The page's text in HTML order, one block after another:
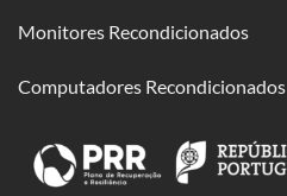
Monitores Recondicionados
Computadores Recondicionados